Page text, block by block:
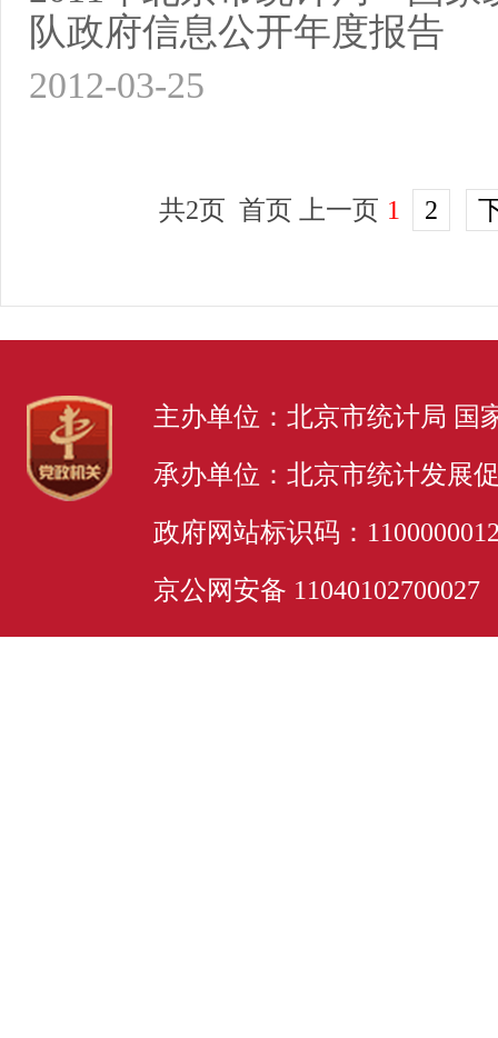
队政府信息公开年度报告
2012-03-25
共2页 首页 上一页 1 2
主办单位：北京市统计局 国
承办单位：北京市统计发展
政府网站标识码：
京公网安备